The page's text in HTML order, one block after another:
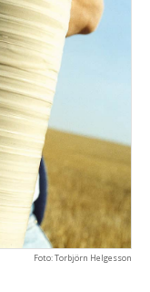
Foto: Torbjörn Helgesson